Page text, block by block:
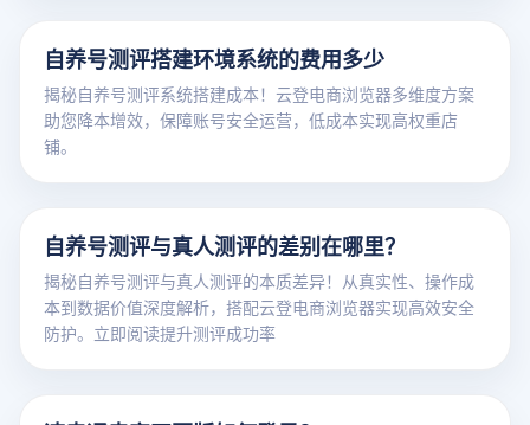
自养号测评搭建环境系统的费用多少
揭秘自养号测评系统搭建成本！云登电商浏览器多维度方案
助您降本增效，保障账号安全运营，低成本实现高权重店
铺。
自养号测评与真人测评的差别在哪里？
揭秘自养号测评与真人测评的本质差异！从真实性、操作成
本到数据价值深度解析，搭配云登电商浏览器实现高效安全
防护。立即阅读提升测评成功率